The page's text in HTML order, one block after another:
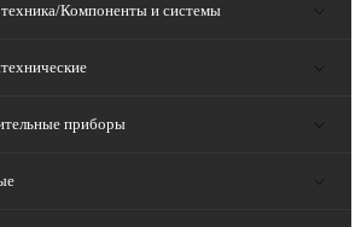
Компоненты и системы
приборы